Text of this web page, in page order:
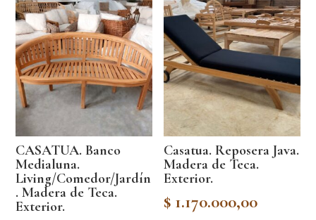
CASATUA. Banco
Medialuna.
Living/Comedor/Jardín
. Madera de Teca.
Exterior.
Casatua. Reposera Java.
Madera de Teca.
Exterior.
$ 1.170.000,00